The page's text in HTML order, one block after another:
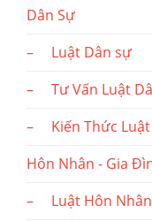
Dân Sự
– Luật Dân sự
– Tư Vấn Luật
– Kiến Thức Luật
Hôn Nhân - Gia
– Luật Hôn Nhân